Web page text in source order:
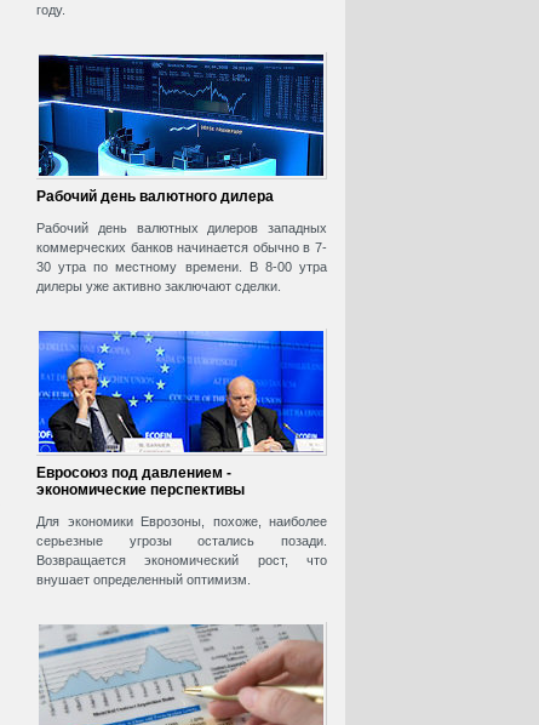
году.
Рабочий день валютного дилера
Рабочий день валютных дилеров западных
коммерческих банков начинается обычно в 7-
30 утра по местному времени. В 8-00 утра
дилеры уже активно заключают сделки.
Евросоюз под давлением -
экономические перспективы
Для экономики Еврозоны, похоже, наиболее
серьезные угрозы остались позади.
Возвращается экономический рост, что
внушает определенный оптимизм.